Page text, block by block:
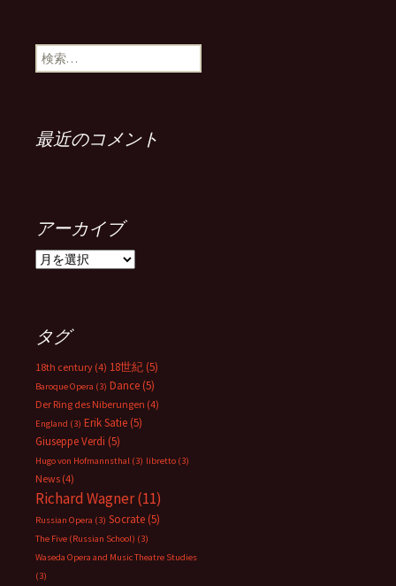
検
索:
最近のコメント
アーカイブ
ア
ブ
タグ
18th century (4) 18世紀 (5)
Baroque Opera (3) Dance (5)
Der Ring des Niberungen (4)
England (3) Erik Satie (5)
Giuseppe Verdi (5)
Hugo von Hofmannsthal (3) libretto (3)
News (4)
Richard Wagner(11)
Russian Opera (3) Socrate (5)
The Five (Russian School) (3)
Waseda Opera and Music Theatre Studies
(3)